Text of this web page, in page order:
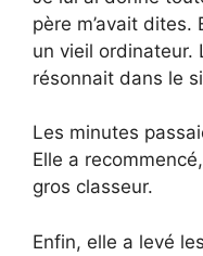
père m’avait dites.
un vieil ordinateur.
résonnait dans le
Les minutes
Elle a
gros classeur.
Enfin, elle a levé